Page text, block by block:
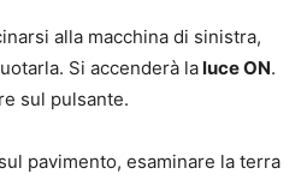
alla macchina di sinistra,
Si accenderà laluce ON.
sul pulsante.
pavimento, esaminare la terra